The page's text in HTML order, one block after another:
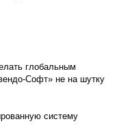
глобальным
Софт» не на шутку
систему